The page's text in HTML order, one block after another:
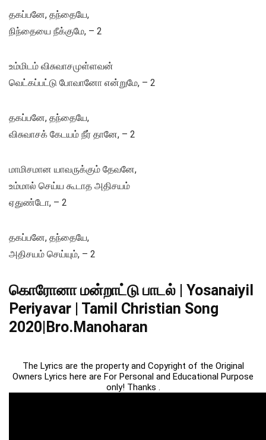
தகப்பனே, தந்தையே,
நிந்தையை நீக்குமே, – 2
உம்மிடம் விசுவாசமுள்ளவன்
வெட்கப்பட்டு போவானோ என்றுமே, – 2
தகப்பனே, தந்தையே,
விசுவாசக் கேடயம் நீர் தானே, – 2
மாமிசமான யாவருக்கும் தேவனே,
உம்மால் செய்ய கூடாத அதிசயம்
ஏதுண்டோ, – 2
தகப்பனே, தந்தையே,
அதிசயம் செய்யும், – 2
கொரோனா மன்றாட்டு பாடல் | Yosanaiyil
Periyavar | Tamil Christian Song
2020|Bro.Manoharan
The Lyrics are the property and Copyright of the Original
Owners Lyrics here are For Personal and Educational Purpose
only! Thanks .